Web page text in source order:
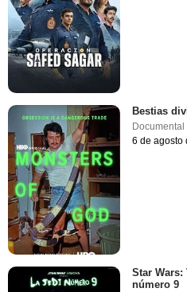
Bestias
Documental
6 de agosto
Star Wars:
número 9